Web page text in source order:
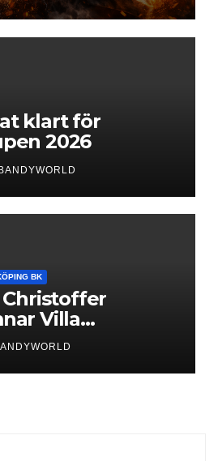
klart för
2026
BK
Villa
bryter kontraktet